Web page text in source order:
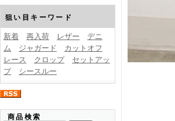
FINEBOYS2024年12月号
狙い目キーワード
新着 再入荷 レザー
デニ
ム
ジャガード
カットオフ
レース
クロップ
セットアッ
プ
シースルー
商品検索